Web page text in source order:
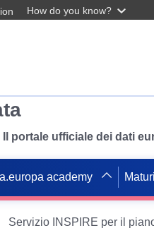
How do you know?
Il portale ufficiale dei dati
academy